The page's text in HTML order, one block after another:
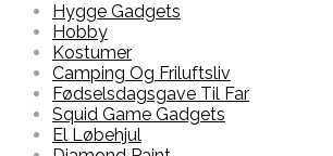
Hygge Gadgets
Hobby
Kostumer
Camping Og Friluftsliv
Fødselsdagsgave Til Far
Squid Game Gadgets
El Løbehjul